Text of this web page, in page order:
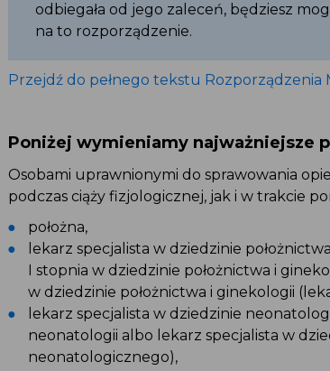
odbiegała od jego zaleceń, będziesz
na to rozporządzenie.
Przejdź do pełnego tekstu Rozporządzenia
Poniżej wymieniamy najważniejsze
Osobami uprawnionymi do sprawowania
podczas ciąży fizjologicznej, jak i w trakcie
położna,
lekarz specjalista w dziedzinie
I stopnia w dziedzinie położnictwa i
w dziedzinie położnictwa i ginekologii
lekarz specjalista w dziedzinie
neonatologii albo lekarz specjalista w
neonatologicznego),